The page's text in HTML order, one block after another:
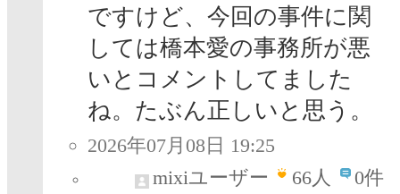
ですけど、今回の事件に関
しては橋本愛の事務所が悪
いとコメントしてました
ね。たぶん正しいと思う。
2026年07月08日 19:25
mixiユーザー
66人 0件